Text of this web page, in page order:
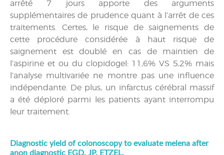
arrêté 7 jours apporte des arguments
supplémentaires de prudence quant à l’arrêt de ces
traitements. Certes, le risque de saignements de
cette procédure considérée à haut risque de
saignement est doublé en cas de maintien de
l’aspirine et ou du clopidogel: 11,6% VS 5,2% mais
l’analyse multivariée ne montre pas une influence
indépendante. De plus, un infarctus cérébral massif
a été déploré parmi les patients ayant interrompu
leur traitement.
Diagnostic yield of colonoscopy to evaluate melena after
anon diagnostic EGD. JP. ETZEL.